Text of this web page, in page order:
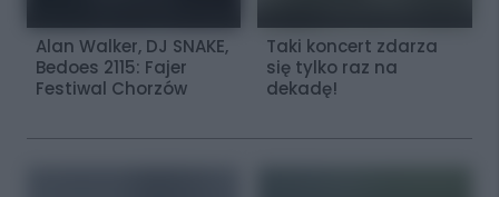
Alan Walker, DJ SNAKE,
Bedoes 2115: Fajer
Festiwal Chorzów
Taki koncert zdarza
się tylko raz na
dekadę!